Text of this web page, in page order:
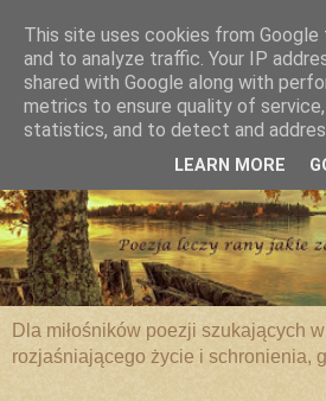
Dla miłośników poezji szukających
rozjaśniającego życie i schronienia,
This site uses cookies from
and to analyze traffic. Your IP
shared with Google along with
metrics to ensure quality of
statistics, and to detect and
LEARN MORE